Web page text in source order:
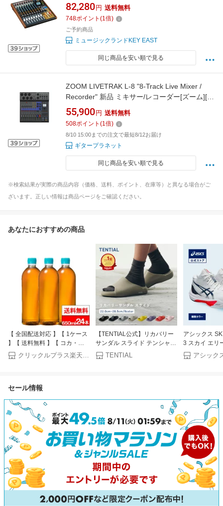
82,280 円 送料無料
748ポイント (1倍)
ご予約商品
ミュージックランドKEY EAST
同じ商品を安い順で見る
ZOOM LIVETRAK L-8 "8-Track Live Mixer /
Recorder" 新品 ミキサー/レコーダー[ズーム][ラ
イブトラック][L8]
55,900 円 送料無料
508ポイント (1倍)
8/10 15:00までの注文で最短8/12お届け
ギタープラネット
同じ商品を安い順で見る
※検索結果が実際の商品内容（価格、送料、ポイント、在庫等）と異なる場合がご
ざいます。正しい情報は商品ページをご確認ください。
あなたにおすすめの商品
【 全国配送対応 】【 1ケース
】【 送料無料 】【 コカ・コ
ーラ 】ラベルレス やかんの麦
茶 from 爽健美茶 650ml PET
対策
クリックルプラス楽天市場店
【TENTIAL公式】リカバリー
サンダル スライド テンシャル
サンダル メンズ レディース
ユニセックス 歩きやすい 疲れ
TENTIAL
アシックス
3 スカイ エリ
ンドアスポー
セックス
セール情報